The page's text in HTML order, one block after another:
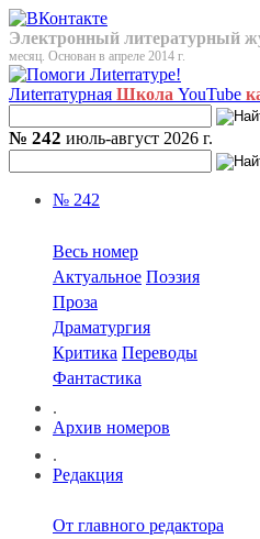
Электронный литературный
месяц. Основан в апреле 2014 г.
Лиterraтурная Школа YouTube
№ 242 июль-август 2026 г.
№ 242
Весь номер
Актуальное Поэзия
Проза
Драматургия
Критика Переводы
Фантастика
.
Архив номеров
.
Редакция
От главного редактора